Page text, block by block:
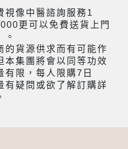
視像中醫諮詢服務1
更可以免費送貨上門
。
的貨源供求而有可能作
本集團將會以同等功效
有限，每人限購7日
有疑問或欲了解訂購詳